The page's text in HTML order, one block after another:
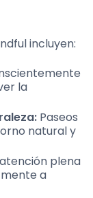
incluyen:
la
Paseos
natural y
plena
a